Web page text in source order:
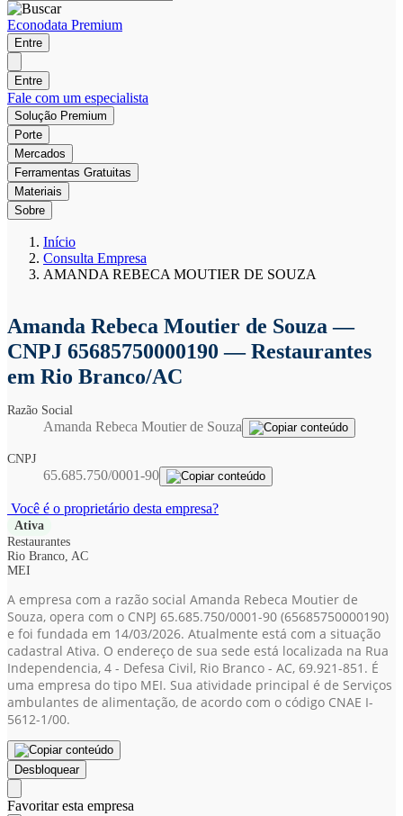
Econodata Premium
Entre
Entre
Fale com um especialista
Solução Premium
Porte
Mercados
Ferramentas Gratuitas
Materiais
Sobre
Início
Consulta Empresa
AMANDA REBECA MOUTIER DE SOUZA
Amanda Rebeca Moutier de Souza—
CNPJ 65685750000190 — Restaurantes
em Rio Branco/AC
Razão Social
Amanda Rebeca Moutier de Souza
CNPJ
65.685.750/0001-90
Você é o proprietário desta empresa?
Ativa
Restaurantes
Rio Branco, AC
MEI
A empresa com a razão social Amanda Rebeca Moutier de
Souza, opera com o CNPJ 65.685.750/0001-90 (65685750000190)
e foi fundada em 14/03/2026. Atualmente está com a situação
cadastral Ativa. O endereço de sua sede está localizada na Rua
Independencia, 4 - Defesa Civil, Rio Branco - AC, 69.921-851. É
uma empresa do tipo MEI. Sua atividade principal é de Serviços
ambulantes de alimentação, de acordo com o código CNAE I-
5612-1/00.
Desbloquear
Favoritar esta empresa